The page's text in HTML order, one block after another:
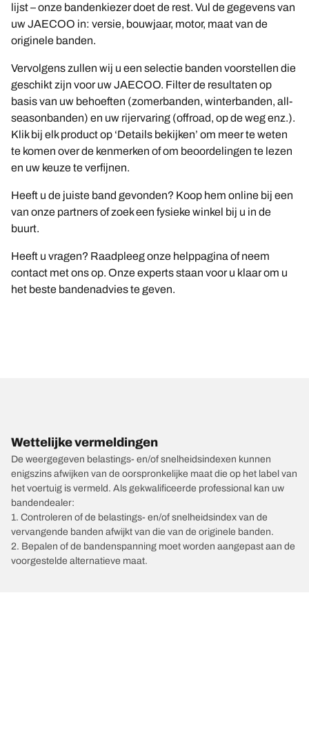
lijst – onze bandenkiezer doet de rest. Vul de gegevens van
uw JAECOO in: versie, bouwjaar, motor, maat van de
originele banden.
Vervolgens zullen wij u een selectie banden voorstellen die
geschikt zijn voor uw JAECOO. Filter de resultaten op
basis van uw behoeften (zomerbanden, winterbanden, all-
seasonbanden) en uw rijervaring (offroad, op de weg enz.).
Klik bij elk product op ‘Details bekijken’ om meer te weten
te komen over de kenmerken of om beoordelingen te lezen
en uw keuze te verfijnen.
Heeft u de juiste band gevonden? Koop hem online bij een
van onze partners of zoek een fysieke winkel bij u in de
buurt.
Heeft u vragen? Raadpleeg onze helppagina of neem
contact met ons op. Onze experts staan voor u klaar om u
het beste bandenadvies te geven.
Wettelijke vermeldingen
De weergegeven belastings- en/of snelheidsindexen kunnen
enigszins afwijken van de oorspronkelijke maat die op het label van
het voertuig is vermeld. Als gekwalificeerde professional kan uw
bandendealer:
1. Controleren of de belastings- en/of snelheidsindex van de
vervangende banden afwijkt van die van de originele banden.
2. Bepalen of de bandenspanning moet worden aangepast aan de
voorgestelde alternatieve maat.